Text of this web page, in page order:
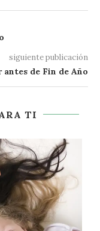
siguiente publicación
de Fin de Año
TI